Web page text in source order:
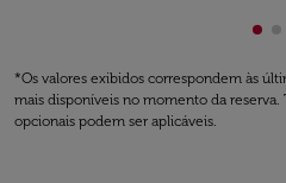
*Os valores exibidos correspondem às
mais disponíveis no momento da reserva.
opcionais podem ser aplicáveis.